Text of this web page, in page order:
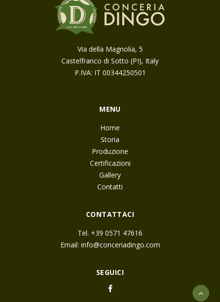
Via della Magnolia, 5
Castelfranco di Sotto (PI), Italy
P.IVA: IT 00344250501
MENU
Home
Storia
Produzione
Certificazioni
Gallery
Contatti
CONTATTACI
Tel. +39 0571 47616
Email: info@conceriadingo.com
SEGUICI